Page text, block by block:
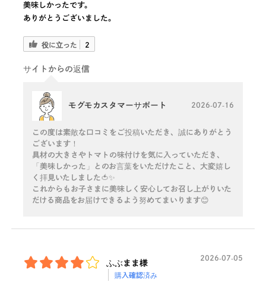
美味しかったです。
ありがとうございました。
役に立った 2
サイトからの返信
モグモカスタマーサポート 2026-07-16
この度は素敵な口コミをご投稿いただき、誠にありがとう
ございます！
具材の大きさやトマトの味付けを気に入っていただき、
「美味しかった」とのお言葉をいただけたこと、大変嬉し
く拝見いたしました🍅✨
これからもお子さまに美味しく安心してお召し上がりいた
だける商品をお届けできるよう努めてまいります😊
ふぶまま様
購入確認済み
2026-07-05